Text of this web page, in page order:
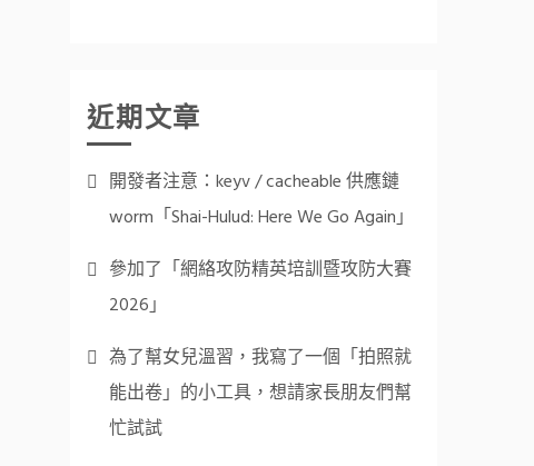
近期文章
開發者注意：keyv / cacheable 供應鏈
worm「Shai-Hulud: Here We Go Again」
參加了「網絡攻防精英培訓暨攻防大賽
2026」
為了幫女兒溫習，我寫了一個「拍照就
能出卷」的小工具，想請家長朋友們幫
忙試試